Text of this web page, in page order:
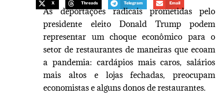
X Threads Telegram Email
As deportações radicais prometidas pelo
presidente eleito Donald Trump podem
representar um choque econômico para o
setor de restaurantes de maneiras que ecoam
a pandemia: cardápios mais caros, salários
mais altos e lojas fechadas, preocupam
economistas e alguns donos de restaurantes.